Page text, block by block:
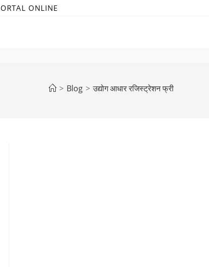
ONLINE
> Blog > उद्योग आधार रजिस्ट्रेशन फ्री